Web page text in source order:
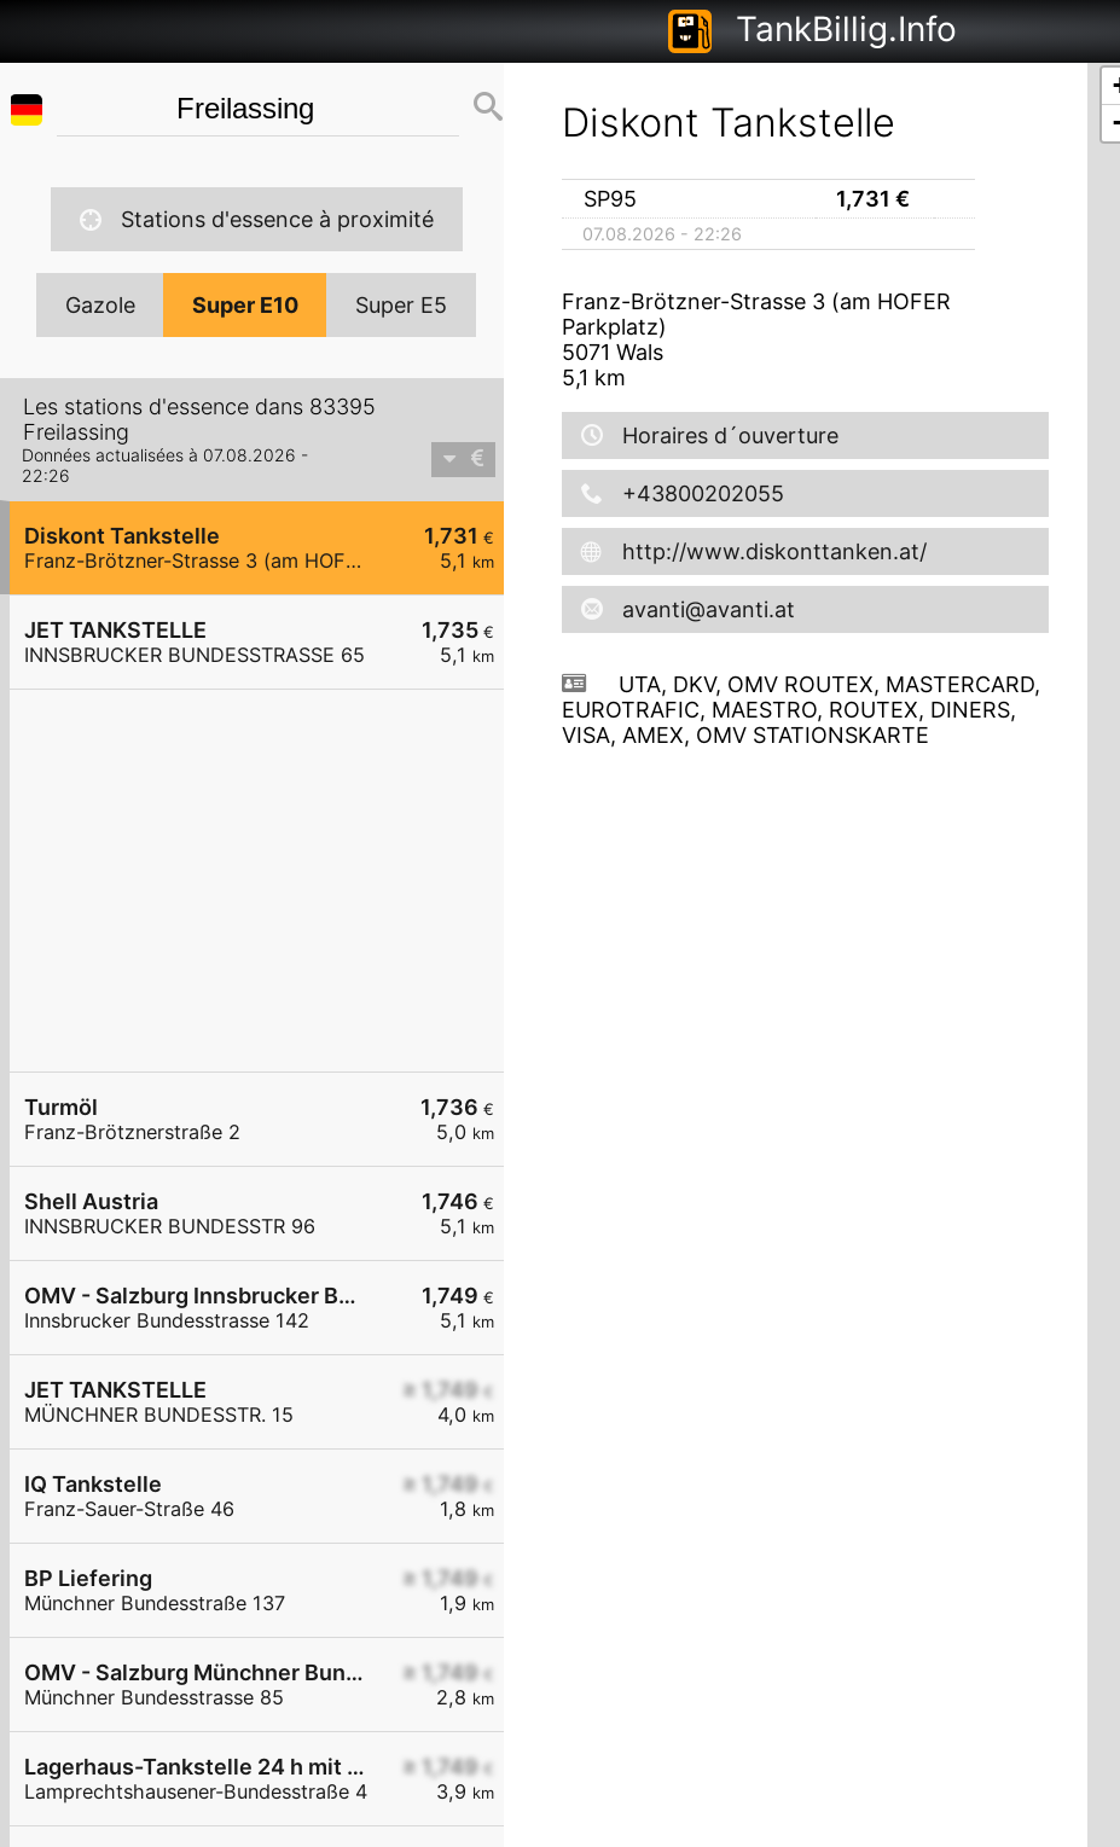
TankBillig.Info
Stations d'essence à proximité
Gazole Super E10 Super E5
Les stations d'essence dans 83395
Freilassing
Données actualisées à 07.08.2026 -
22:26
1,731 €
5,1 km
Diskont Tankstelle
Franz-Brötzner-Strasse 3 (am HOFER Parkplatz)
1,735 €
5,1 km
JET TANKSTELLE
INNSBRUCKER BUNDESSTRASSE 65
1,736 €
5,0 km
Turmöl
Franz-Brötznerstraße 2
1,746 €
5,1 km
Shell Austria
INNSBRUCKER BUNDESSTR 96
1,749 €
5,1 km
OMV - Salzburg Innsbrucker Bundesstraße 142
Innsbrucker Bundesstrasse 142
≥ 1,749 €
4,0 km
JET TANKSTELLE
MÜNCHNER BUNDESSTR. 15
≥ 1,749 €
1,8 km
IQ Tankstelle
Franz-Sauer-Straße 46
≥ 1,749 €
1,9 km
BP Liefering
Münchner Bundesstraße 137
≥ 1,749 €
2,8 km
OMV - Salzburg Münchner Bundesstraße 85
Münchner Bundesstrasse 85
≥ 1,749 €
3,9 km
Lagerhaus-Tankstelle 24 h mit Waschportal
Lamprechtshausener-Bundesstraße 4
Diskont Tankstelle
SP95 1,731 €
07.08.2026 - 22:26
Franz-Brötzner-Strasse 3 (am HOFER
Parkplatz)
5071 Wals
5,1 km
Horaires d´ouverture
+43800202055
http://www.diskonttanken.at/
avanti@avanti.at
UTA, DKV, OMV ROUTEX, MASTERCARD,
EUROTRAFIC, MAESTRO, ROUTEX, DINERS,
VISA, AMEX, OMV STATIONSKARTE